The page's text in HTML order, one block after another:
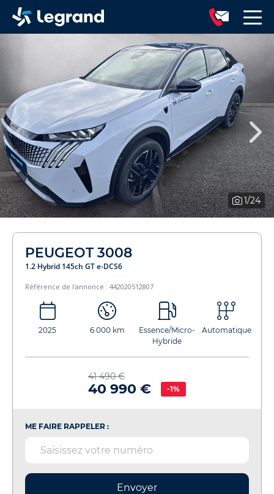
1/24
PEUGEOT 3008
1.2 Hybrid 145ch GT e-DCS6
Référence de l'annonce : 442020512807
2025 6 000 km
Essence/Micro-
Hybride
Automatique
41 490 €
40 990 € -1%
ME FAIRE RAPPELER :
Envoyer